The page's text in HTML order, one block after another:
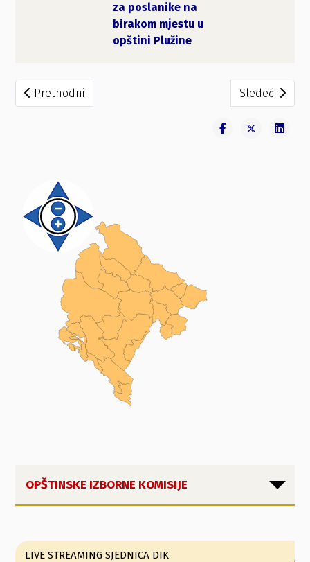
za poslanike na
birakom mjestu u
opštini Plužine
Prethodni članak: Izvještaj o rezultatima glasanja za
Prethodni Sledeći
Sledeći
OPŠTINSKE IZBORNE KOMISIJE
LIVE STREAMING SJEDNICA DIK